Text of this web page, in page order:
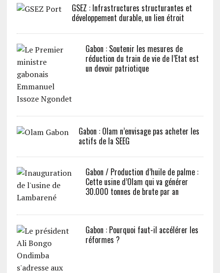
GSEZ : Infrastructures structurantes et
développement durable, un lien étroit
Gabon : Soutenir les mesures de
réduction du train de vie de l’Etat est
un devoir patriotique
Gabon : Olam n’envisage pas acheter les
actifs de la SEEG
Gabon / Production d’huile de palme :
Cette usine d’Olam qui va générer
30.000 tonnes de brute par an
Gabon : Pourquoi faut-il accélérer les
réformes ?